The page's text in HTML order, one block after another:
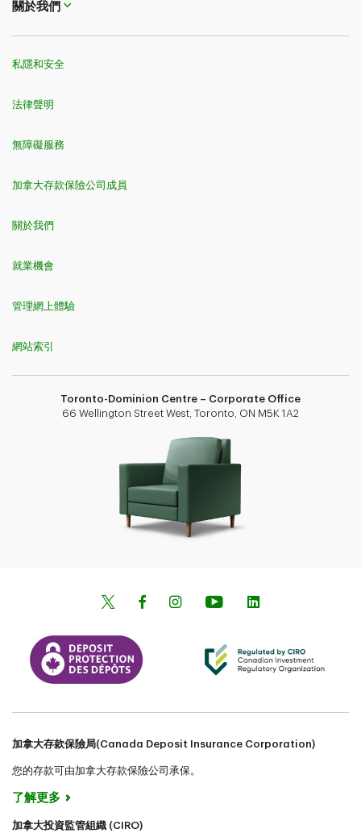
關於我們
私隱和安全
法律聲明
無障礙服務
加拿大存款保險公司成員
關於我們
就業機會
管理網上體驗
網站索引
Toronto-Dominion Centre – Corporate Office
66 Wellington Street West, Toronto, ON M5K 1A2
加拿大存款保險局(Canada Deposit Insurance Corporation)
您的存款可由加拿大存款保險公司承保。
了解更多
加拿大投資監管組織 (CIRO)